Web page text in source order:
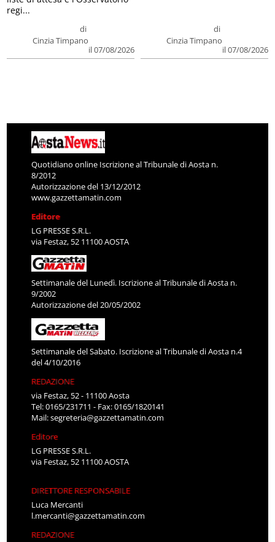
di
Cinzia Timpano
il 07/08/2026
regi...
di
Cinzia Timpano
il 07/08/2026
Quotidiano online Iscrizione al Tribunale di Aosta n.
8/2012
Autorizzazione del 13/12/2012
www.gazzettamatin.com
Editore
LG PRESSE S.R.L.
via Festaz, 52 11100 AOSTA
Settimanale del Lunedì. Iscrizione al Tribunale di Aosta n.
9/2002
Autorizzazione del 20/05/2002
Settimanale del Sabato. Iscrizione al Tribunale di Aosta n.4
del 4/10/2016
REDAZIONE
via Festaz, 52 - 11100 Aosta
Tel: 0165/231711 - Fax: 0165/1820141
Mail:segreteria@gazzettamatin.com
Editore
LG PRESSE S.R.L.
via Festaz, 52 11100 AOSTA
DIRETTORE RESPONSABILE
Luca Mercanti
l.mercanti@gazzettamatin.com
REDAZIONE